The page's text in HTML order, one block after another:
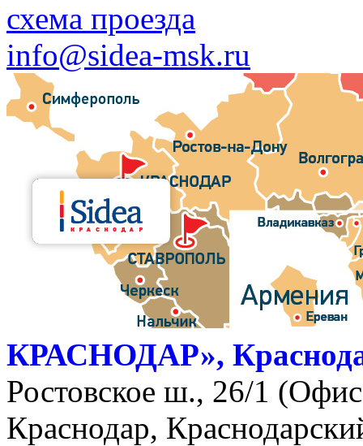
схема проезда
info@sidea-msk.ru
КРАСНОДАР»,
Ростовское ш., 26/1
Краснодар,